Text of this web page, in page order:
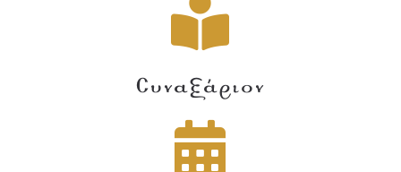
Συναξάριον